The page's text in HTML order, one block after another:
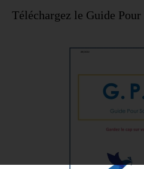
Téléchargez le Guide Pour